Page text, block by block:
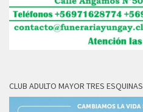
CLUB ADULTO MAYOR TRES ESQUINAS